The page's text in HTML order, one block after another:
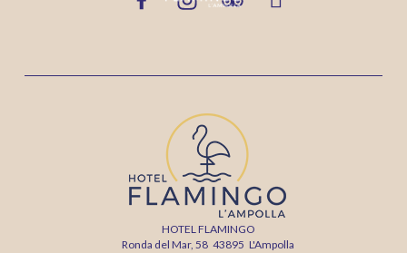
HOTEL FLAMINGO
Ronda del Mar, 58 43895 L'Ampolla